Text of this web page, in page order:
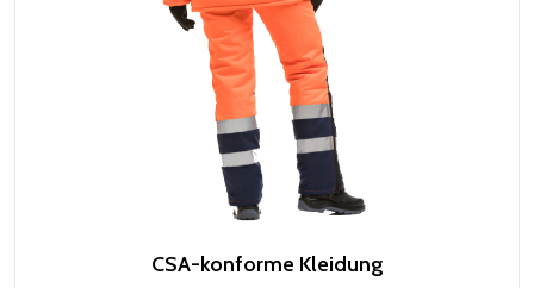
CSA-konforme Kleidung